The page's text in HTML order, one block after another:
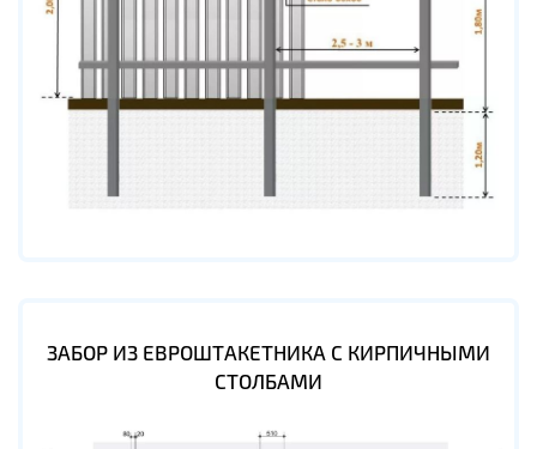
ЗАБОР ИЗ ЕВРОШТАКЕТНИКА С КИРПИЧНЫМИ
СТОЛБАМИ